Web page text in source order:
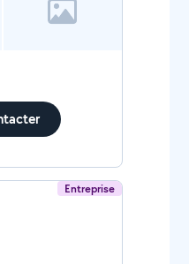
Entreprise